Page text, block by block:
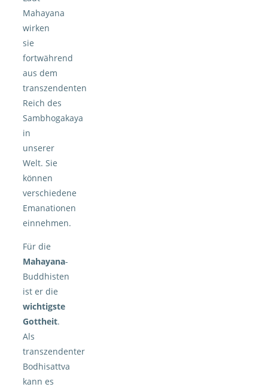
Mahayana
wirken
sie
fortwährend
aus dem
transzendenten
Reich des
Sambhogakaya
in
unserer
Welt. Sie
können
verschiedene
Emanationen
einnehmen.
Für die
Mahayana-
Buddhisten
ist er die
wichtigste
Gottheit.
Als
transzendenter
Bodhisattva
kann es